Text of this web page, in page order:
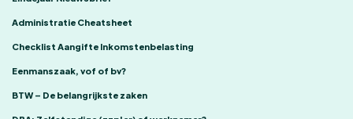
Administratie Cheatsheet
Checklist Aangifte Inkomstenbelasting
Eenmanszaak, vof of bv?
BTW – De belangrijkste zaken